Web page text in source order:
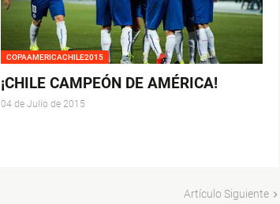
COPAAMERICACHILE2015
¡CHILE CAMPEÓN DE AMÉRICA!
04 de Julio de 2015
Artículo Siguiente